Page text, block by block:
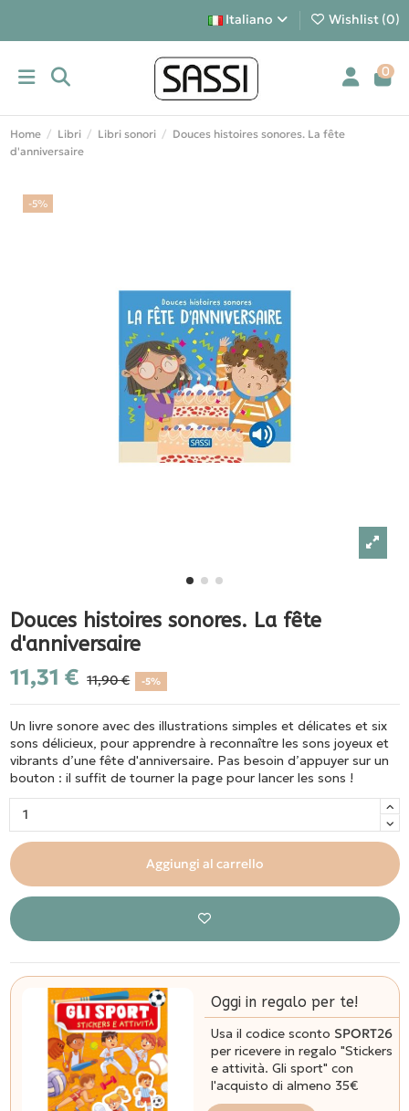
Italiano Wishlist (0)
0
Home Libri Libri sonori
Douces histoires sonores. La fête
d'anniversaire
-5%
Douces histoires sonores. La fête
d'anniversaire
11,31 € 11,90 € -5%
Un livre sonore avec des illustrations simples et délicates et six
sons délicieux, pour apprendre à reconnaître les sons joyeux et
vibrants d’une fête d'anniversaire. Pas besoin d’appuyer sur un
bouton : il suffit de tourner la page pour lancer les sons !
Aggiungi al carrello
Oggi in regalo per te!
Usa il codice sconto SPORT26
per ricevere in regalo "Stickers
e attività. Gli sport" con
l'acquisto di almeno 35€